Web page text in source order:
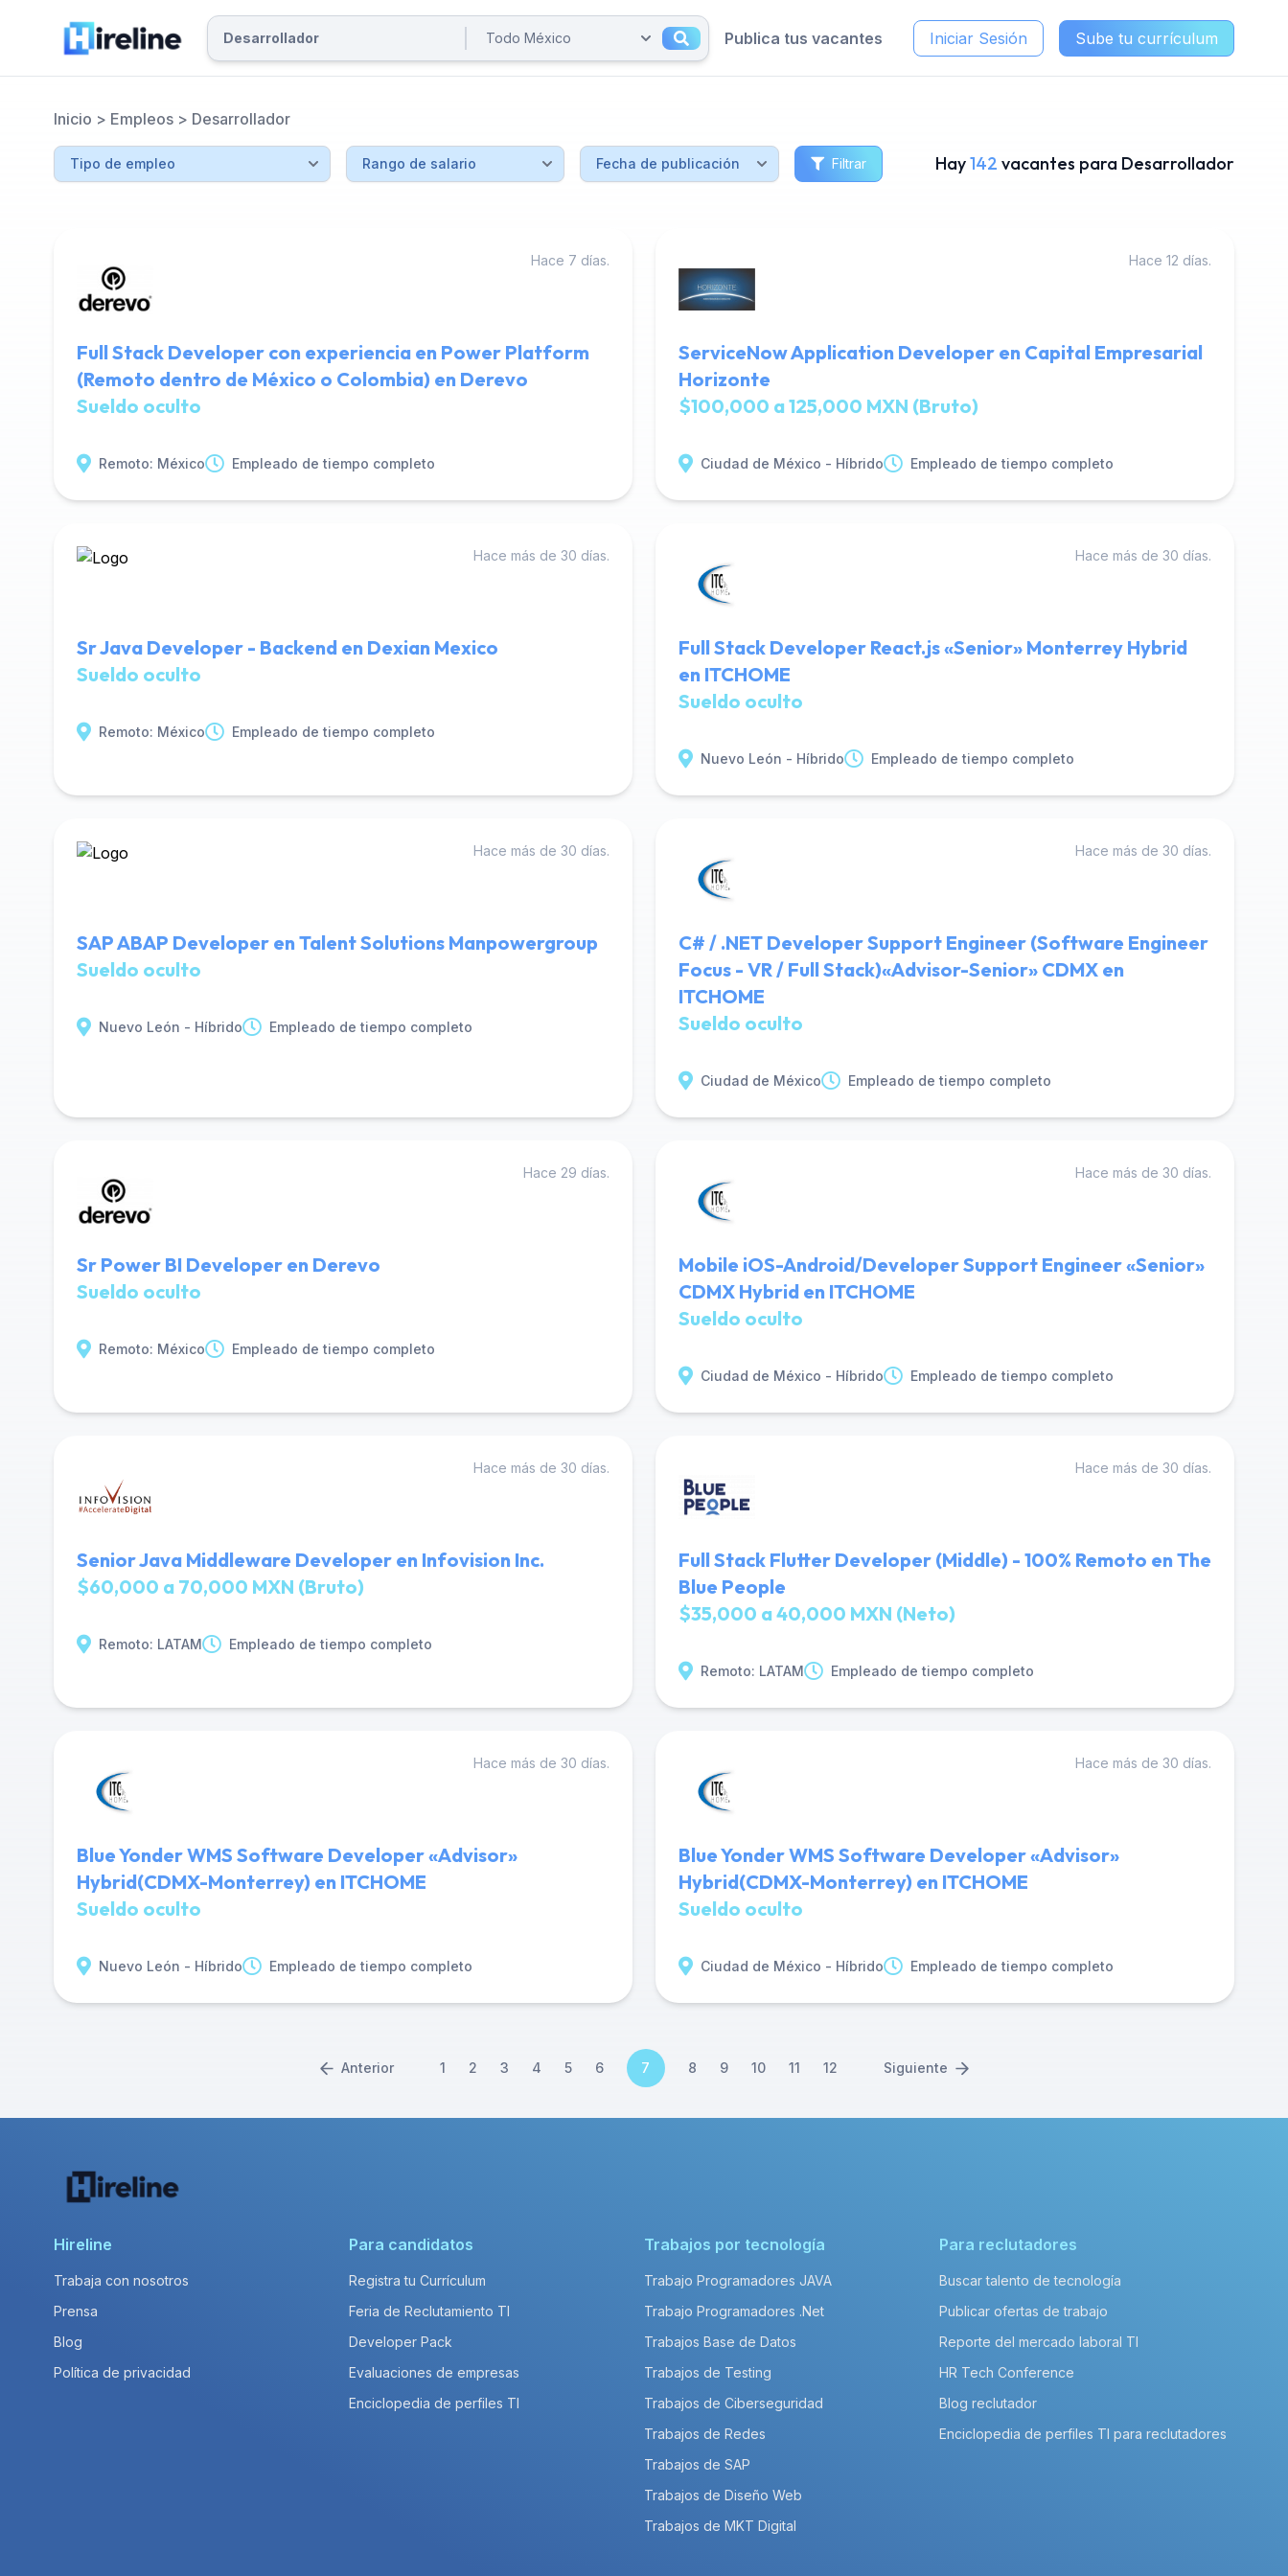
Publica tus vacantes Iniciar Sesión Sube tu currículum
Inicio > Empleos > Desarrollador
Filtrar Hay142 vacantes para Desarrollador
Hace 7 días.
Full Stack Developer con experiencia en Power Platform
(Remoto dentro de México o Colombia) en Derevo
Sueldo oculto
Remoto: México Empleado de tiempo completo
Hace 12 días.
ServiceNow Application Developer en Capital Empresarial
Horizonte
$100,000 a 125,000 MXN (Bruto)
Ciudad de México - Híbrido Empleado de tiempo completo
Hace más de 30 días.
Sr Java Developer - Backend en Dexian Mexico
Sueldo oculto
Remoto: México Empleado de tiempo completo
Hace más de 30 días.
Full Stack Developer React.js «Senior» Monterrey Hybrid
en ITCHOME
Sueldo oculto
Nuevo León - Híbrido Empleado de tiempo completo
Hace más de 30 días.
SAP ABAP Developer en Talent Solutions Manpowergroup
Sueldo oculto
Nuevo León - Híbrido Empleado de tiempo completo
Hace más de 30 días.
C# / .NET Developer Support Engineer (Software Engineer
Focus - VR / Full Stack)«Advisor-Senior» CDMX en
ITCHOME
Sueldo oculto
Ciudad de México Empleado de tiempo completo
Hace 29 días.
Sr Power BI Developer en Derevo
Sueldo oculto
Remoto: México Empleado de tiempo completo
Hace más de 30 días.
Mobile iOS-Android/Developer Support Engineer «Senior»
CDMX Hybrid en ITCHOME
Sueldo oculto
Ciudad de México - Híbrido Empleado de tiempo completo
Hace más de 30 días.
Senior Java Middleware Developer en Infovision Inc.
$60,000 a 70,000 MXN (Bruto)
Remoto: LATAM Empleado de tiempo completo
Hace más de 30 días.
Full Stack Flutter Developer (Middle) - 100% Remoto en The
Blue People
$35,000 a 40,000 MXN (Neto)
Remoto: LATAM Empleado de tiempo completo
Hace más de 30 días.
Blue Yonder WMS Software Developer «Advisor»
Hybrid(CDMX-Monterrey) en ITCHOME
Sueldo oculto
Nuevo León - Híbrido Empleado de tiempo completo
Hace más de 30 días.
Blue Yonder WMS Software Developer «Advisor»
Hybrid(CDMX-Monterrey) en ITCHOME
Sueldo oculto
Ciudad de México - Híbrido Empleado de tiempo completo
Anterior 1 2 3 4 5 6 7 8 9 10 11 12 Siguiente
Hireline
Trabaja con nosotros
Prensa
Blog
Política de privacidad
Para candidatos
Registra tu Currículum
Feria de Reclutamiento TI
Developer Pack
Evaluaciones de empresas
Enciclopedia de perfiles TI
Trabajos por tecnología
Trabajo Programadores JAVA
Trabajo Programadores .Net
Trabajos Base de Datos
Trabajos de Testing
Trabajos de Ciberseguridad
Trabajos de Redes
Trabajos de SAP
Trabajos de Diseño Web
Trabajos de MKT Digital
Para reclutadores
Buscar talento de tecnología
Publicar ofertas de trabajo
Reporte del mercado laboral TI
HR Tech Conference
Blog reclutador
Enciclopedia de perfiles TI para reclutadores